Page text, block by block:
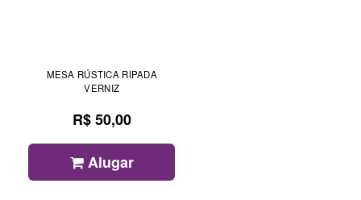
MESA RÚSTICA RIPADA
VERNIZ
R$ 50,00
Alugar